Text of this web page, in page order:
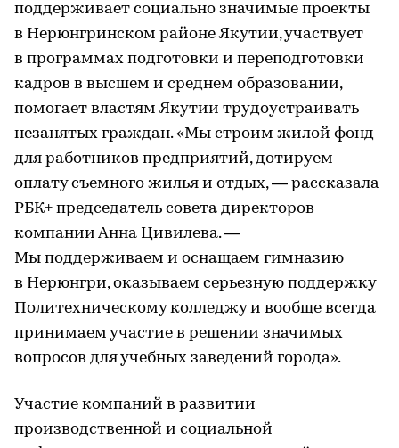
поддерживает социально значимые проекты
в Нерюнгринском районе Якутии, участвует
в программах подготовки и переподготовки
кадров в высшем и среднем образовании,
помогает властям Якутии трудоустраивать
незанятых граждан. «Мы строим жилой фонд
для работников предприятий, дотируем
оплату съемного жилья и отдых, — рассказала
РБК+ председатель совета директоров
компании Анна Цивилева. —
Мы поддерживаем и оснащаем гимназию
в Нерюнгри, оказываем серьезную поддержку
Политехническому колледжу и вообще всегда
принимаем участие в решении значимых
вопросов для учебных заведений города».
Участие компаний в развитии
производственной и социальной